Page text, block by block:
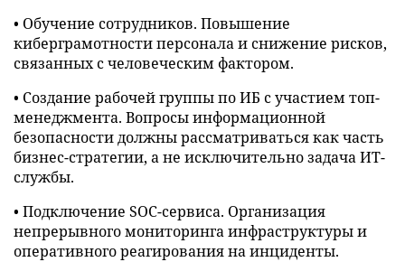
• Обучение сотрудников. Повышение
киберграмотности персонала и снижение рисков,
связанных с человеческим фактором.
• Создание рабочей группы по ИБ с участием топ-
менеджмента. Вопросы информационной
безопасности должны рассматриваться как часть
бизнес-стратегии, а не исключительно задача ИТ-
службы.
• Подключение SOC-сервиса. Организация
непрерывного мониторинга инфраструктуры и
оперативного реагирования на инциденты.